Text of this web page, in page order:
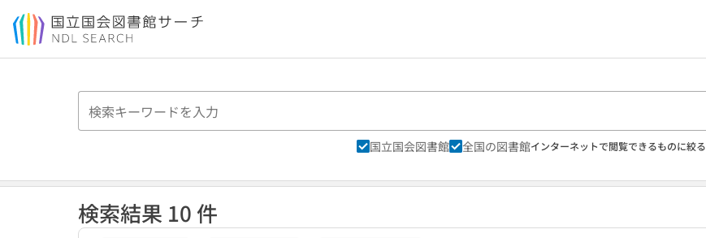
本文へ移動
国立国会図書館 全国の図書館インターネットで閲覧できるものに絞る
検索結果 10 件